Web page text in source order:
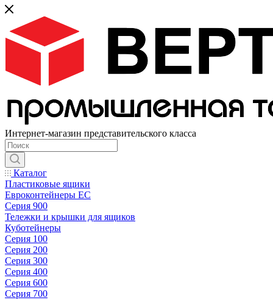
Интернет-магазин представительского класса
Каталог
Пластиковые ящики
Евроконтейнеры ЕС
Серия 900
Тележки и крышки для ящиков
Куботейнеры
Серия 100
Серия 200
Серия 300
Серия 400
Серия 600
Серия 700